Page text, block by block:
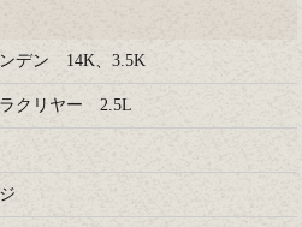
デン 14K、3.5K
クリヤー 2.5L
ジ